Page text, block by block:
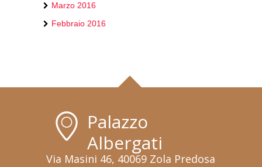
Marzo 2016
Febbraio 2016
Palazzo
Albergati
Via Masini 46, 40069 Zola Predosa